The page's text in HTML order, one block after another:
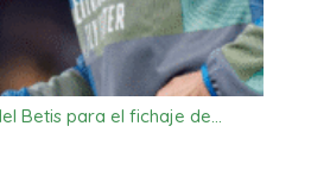
Betis para el fichaje de…